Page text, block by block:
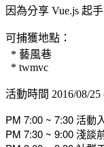
因為分享 Vue.js 起
可捕獲地點：
* 藝風巷
* twmvc
活動時間 2016/08/25
PM 7:00 ~ 7:30 活動
PM 7:30 ~ 9:00 淺談